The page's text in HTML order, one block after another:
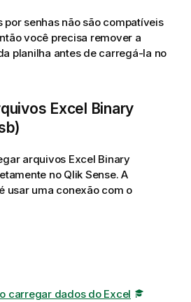
senhas não são compatíveis
você precisa remover a
planilha antes de carregá-la no
Excel Binary
)
arquivos Excel Binary
no Qlik Sense. A
usar uma conexão com o
carregar dados do Excel